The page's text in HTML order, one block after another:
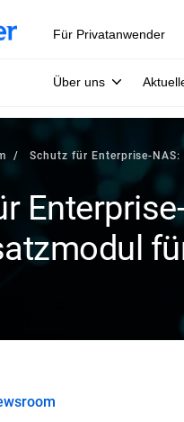
Für Privatanwender
Über uns
Schutz für Enterprise-